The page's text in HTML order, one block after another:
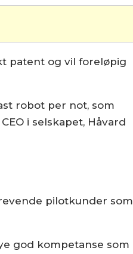
patent og vil foreløpig
robot per not, som
i selskapet, Håvard
pilotkunder som
god kompetanse som